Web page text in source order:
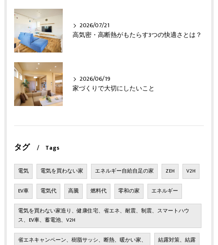
2026/07/21
高気密・高断熱がもたらす3つの快適さとは？
2026/06/19
家づくりで大切にしたいこと
タグ Tags
電気 電気を買わない家 エネルギー自給自足の家 ZEH V2H
EV車 電気代 高騰 燃料代 零和の家 エネルギー
電気を買わない家造り、健康住宅、省エネ、耐震、制震、スマートハウ
ス、EV車、蓄電池、V2H
省エネキャンペーン、樹脂サッシ、断熱、暖かい家、 結露対策、結露